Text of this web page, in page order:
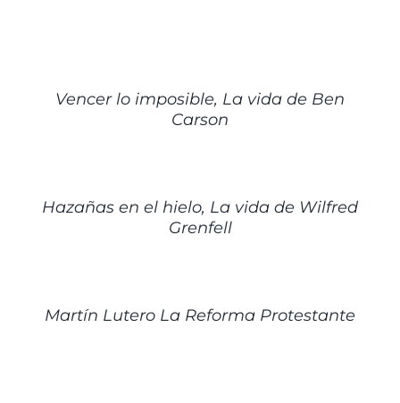
Vencer lo imposible, La vida de Ben
Carson
Hazañas en el hielo, La vida de Wilfred
Grenfell
Martín Lutero La Reforma Protestante